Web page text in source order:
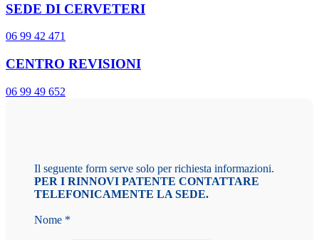
SEDE DI CERVETERI
06 99 42 471
CENTRO REVISIONI
06 99 49 652
Il seguente form serve solo per richiesta informazioni.
PER I RINNOVI PATENTE CONTATTARE
TELEFONICAMENTE LA SEDE.
Nome *